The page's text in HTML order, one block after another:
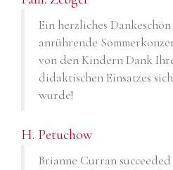
Ein herzliches
anrührende
von den Kindern Dank
didaktischen Einsatzes
wurde!
H. Petuchow
Brianne Curran